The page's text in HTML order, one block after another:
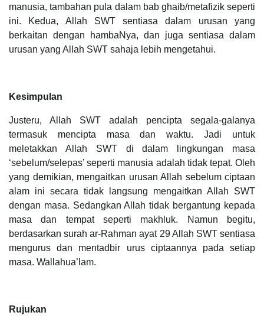
manusia, tambahan pula dalam bab ghaib/metafizik seperti
ini. Kedua, Allah SWT sentiasa dalam urusan yang
berkaitan dengan hambaNya, dan juga sentiasa dalam
urusan yang Allah SWT sahaja lebih mengetahui.
Kesimpulan
Justeru, Allah SWT adalah pencipta segala-galanya
termasuk mencipta masa dan waktu. Jadi untuk
meletakkan Allah SWT di dalam lingkungan masa
‘sebelum/selepas’ seperti manusia adalah tidak tepat. Oleh
yang demikian, mengaitkan urusan Allah sebelum ciptaan
alam ini secara tidak langsung mengaitkan Allah SWT
dengan masa. Sedangkan Allah tidak bergantung kepada
masa dan tempat seperti makhluk. Namun begitu,
berdasarkan surah ar-Rahman ayat 29 Allah SWT sentiasa
mengurus dan mentadbir urus ciptaannya pada setiap
masa. Wallahua’lam.
Rujukan